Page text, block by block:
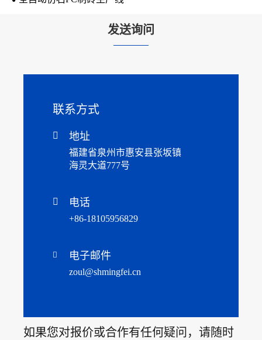
发送询问
联系方式
 地址
福建省泉州市惠安县张坂镇
海灵大道777号
 电话
+86-18105956829
 电子邮件
zoul@shmingfei.cn
如果您对报价或合作有任何疑问，请随时